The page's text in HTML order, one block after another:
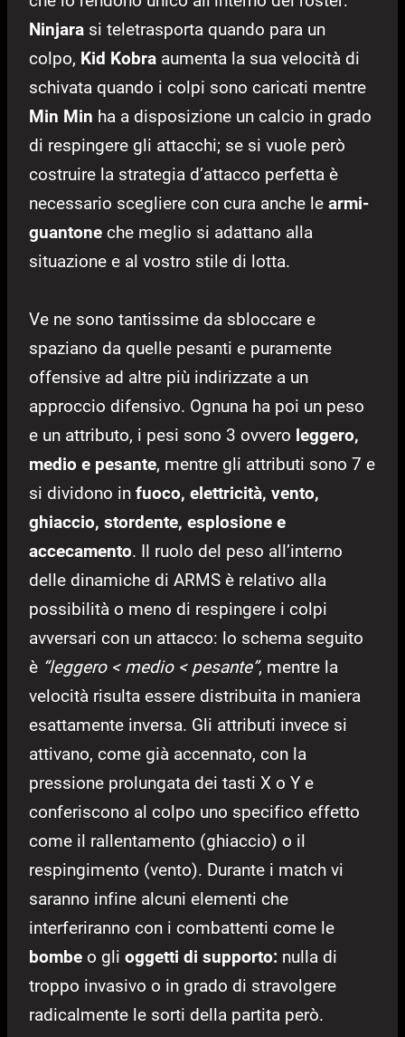
Ninjara si teletrasporta quando para un
colpo, Kid Kobra aumenta la sua velocità di
schivata quando i colpi sono caricati mentre
Min Min ha a disposizione un calcio in grado
di respingere gli attacchi; se si vuole però
costruire la strategia d’attacco perfetta è
necessario scegliere con cura anche le armi-
guantone che meglio si adattano alla
situazione e al vostro stile di lotta.
Ve ne sono tantissime da sbloccare e
spaziano da quelle pesanti e puramente
offensive ad altre più indirizzate a un
approccio difensivo. Ognuna ha poi un peso
e un attributo, i pesi sono 3 ovvero leggero,
medio e pesante, mentre gli attributi sono 7 e
si dividono in fuoco, elettricità, vento,
ghiaccio, stordente, esplosione e
accecamento. Il ruolo del peso all’interno
delle dinamiche di ARMS è relativo alla
possibilità o meno di respingere i colpi
avversari con un attacco: lo schema seguito
è “leggero < medio < pesante”, mentre la
velocità risulta essere distribuita in maniera
esattamente inversa. Gli attributi invece si
attivano, come già accennato, con la
pressione prolungata dei tasti X o Y e
conferiscono al colpo uno specifico effetto
come il rallentamento (ghiaccio) o il
respingimento (vento). Durante i match vi
saranno infine alcuni elementi che
interferiranno con i combattenti come le
bombe o gli oggetti di supporto: nulla di
troppo invasivo o in grado di stravolgere
radicalmente le sorti della partita però.